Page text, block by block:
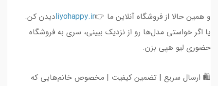
و همین حالا از فروشگاه آنلاین ما 👉liyohappy.irدیدن کن.
یا اگر خواستی مدل‌ها رو از نزدیک ببینی، سری به فروشگاه
حضوری لیو هپی بزن.
🛍 ارسال سریع | تضمین کیفیت | مخصوص خانم‌هایی که